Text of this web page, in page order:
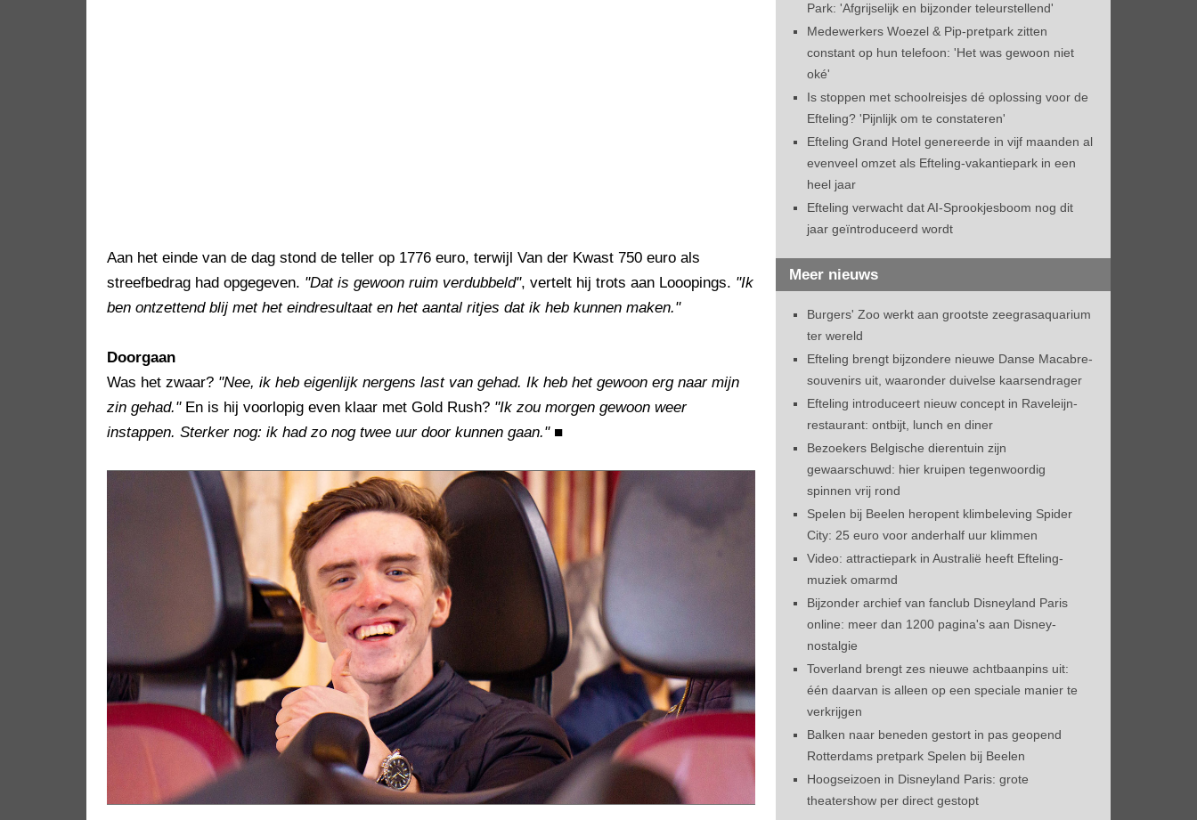
Aan het einde van de dag stond de teller op 1776 euro, terwijl Van der Kwast 750 euro als
streefbedrag had opgegeven. "Dat is gewoon ruim verdubbeld", vertelt hij trots aan Looopings. "Ik
ben ontzettend blij met het eindresultaat en het aantal ritjes dat ik heb kunnen maken."
Doorgaan
Was het zwaar? "Nee, ik heb eigenlijk nergens last van gehad. Ik heb het gewoon erg naar mijn
zin gehad."En is hij voorlopig even klaar met Gold Rush? "Ik zou morgen gewoon weer
instappen. Sterker nog: ik had zo nog twee uur door kunnen gaan." ■
Park: 'Afgrijselijk en bijzonder teleurstellend'
Medewerkers Woezel & Pip-pretpark zitten
constant op hun telefoon: 'Het was gewoon niet
oké'
Is stoppen met schoolreisjes dé oplossing voor de
Efteling? 'Pijnlijk om te constateren'
Efteling Grand Hotel genereerde in vijf maanden al
evenveel omzet als Efteling-vakantiepark in een
heel jaar
Efteling verwacht dat AI-Sprookjesboom nog dit
jaar geïntroduceerd wordt
Meer nieuws
Burgers' Zoo werkt aan grootste zeegrasaquarium
ter wereld
Efteling brengt bijzondere nieuwe Danse Macabre-
souvenirs uit, waaronder duivelse kaarsendrager
Efteling introduceert nieuw concept in Raveleijn-
restaurant: ontbijt, lunch en diner
Bezoekers Belgische dierentuin zijn
gewaarschuwd: hier kruipen tegenwoordig
spinnen vrij rond
Spelen bij Beelen heropent klimbeleving Spider
City: 25 euro voor anderhalf uur klimmen
Video: attractiepark in Australië heeft Efteling-
muziek omarmd
Bijzonder archief van fanclub Disneyland Paris
online: meer dan 1200 pagina's aan Disney-
nostalgie
Toverland brengt zes nieuwe achtbaanpins uit:
één daarvan is alleen op een speciale manier te
verkrijgen
Balken naar beneden gestort in pas geopend
Rotterdams pretpark Spelen bij Beelen
Hoogseizoen in Disneyland Paris: grote
theatershow per direct gestopt